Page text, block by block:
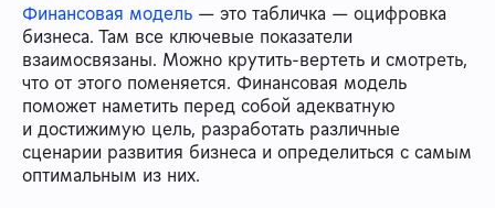
Финансовая модель — это табличка — оцифровка
бизнеса. Там все ключевые показатели
взаимосвязаны. Можно крутить-вертеть и смотреть,
что от этого поменяется. Финансовая модель
поможет наметить перед собой адекватную
и достижимую цель, разработать различные
сценарии развития бизнеса и определиться с самым
оптимальным из них.